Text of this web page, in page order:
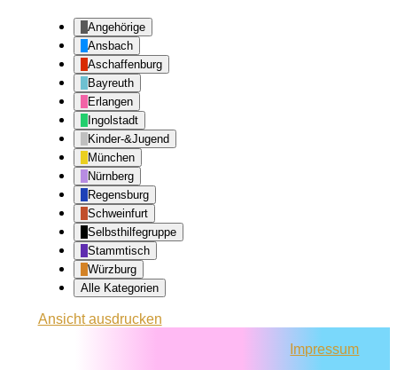
Angehörige
Ansbach
Aschaffenburg
Bayreuth
Erlangen
Ingolstadt
Kinder-&Jugend
München
Nürnberg
Regensburg
Schweinfurt
Selbsthilfegruppe
Stammtisch
Würzburg
Alle Kategorien
Ansichtausdrucken
Impressum